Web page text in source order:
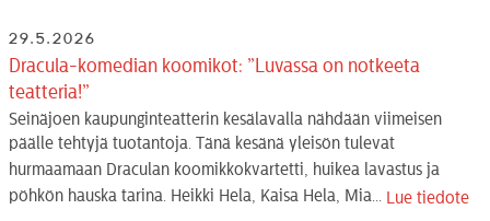
29.5.2026
Dracula-komedian koomikot: ”Luvassa on notkeeta
teatteria!”
Seinäjoen kaupunginteatterin kesälavalla nähdään viimeisen
päälle tehtyjä tuotantoja. Tänä kesänä yleisön tulevat
hurmaamaan Draculan koomikkokvartetti, huikea lavastus ja
pöhkön hauska tarina. Heikki Hela, Kaisa Hela, Mia...
Lue tiedote